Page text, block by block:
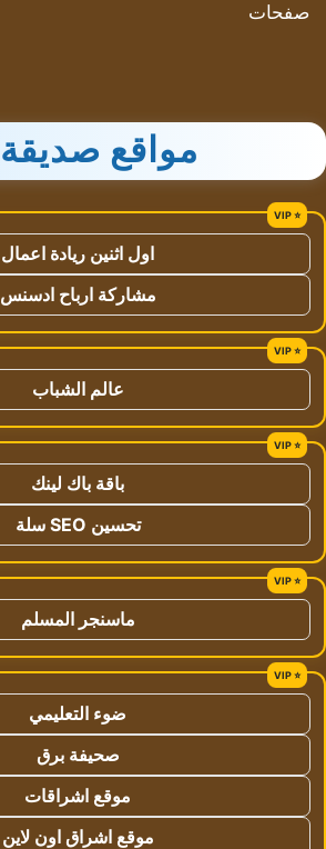
صفحات
مواقع صديقة
اول اثنين ريادة اعمال
مشاركة ارباح ادسنس
عالم الشباب
باقة باك لينك
تحسين SEO سلة
ماسنجر المسلم
ضوء التعليمي
صحيفة برق
موقع اشراقات
موقع اشراق اون لاين